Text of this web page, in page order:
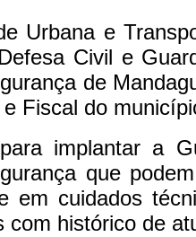
Urbana e
Civil e
de
Fiscal do
implantar a
que
em cuidados
histórico de